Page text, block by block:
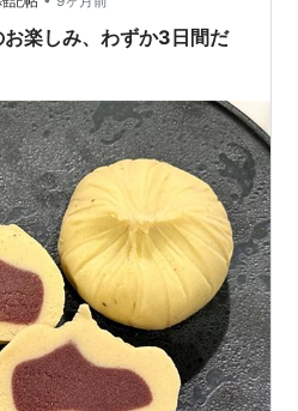
日節料 生大豆＜五位已上二把
お楽しみ、わずか3日間だ